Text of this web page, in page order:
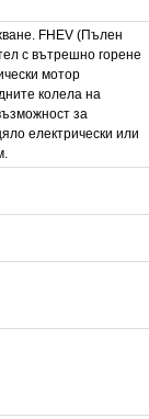
FHEV (Пълен
с вътрешно горене
мотор
колела на
за
електрически или